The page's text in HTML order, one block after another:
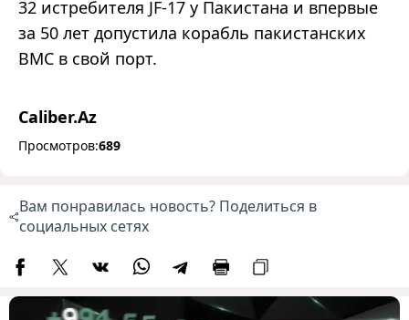
32 истребителя JF-17 у Пакистана и впервые
за 50 лет допустила корабль пакистанских
ВМС в свой порт.
Caliber.Az
Просмотров:689
Вам понравилась новость? Поделиться в
социальных сетях